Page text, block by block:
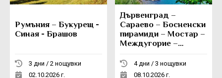
Румъния – Букурещ -
Синая - Брашов
3 дни / 2 нощувки
02.10.2026 г.
Дървенград –
Сараево – Босненски
пирамиди – Мостар –
Междугорие –
Каменград4 дни / 3 нощувки
08.10.2026 г.